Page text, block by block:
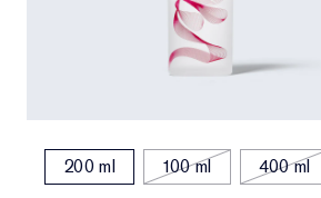
200 ml 100 ml 400 ml